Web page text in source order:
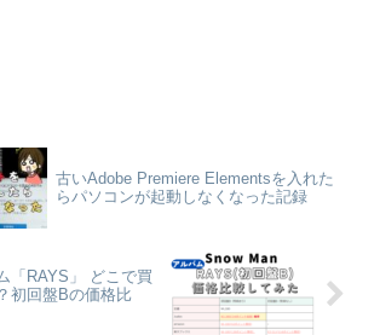
古いAdobe Premiere Elementsを入れた
らパソコンが起動しなくなった記録
「RAYS」 どこで買
初回盤Bの価格比